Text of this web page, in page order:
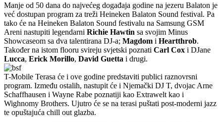
Manje od 50 dana do najvećeg događaja godine na jezeru Balaton je
već dostupan program za treži Heineken Balaton Sound festival. Pa
tako će na Heineken Balaton Sound festivalu na Samsung GSM
Areni nastupiti legendarni Richie Hawtin sa svojim Minus
Showcaseom sa dva talentirana DJ-a; Magdom i Heartthrob.
Također na istom flooru svireju svjetski poznati Carl Cox i DJane
Lucca, Erick Morillo, David Guetta i drugi.
T-Mobile Terasa će i ove godine predstaviti publici raznovrsni
program. Između ostalih, nastupit će i Njemački DJ T, dvojac Arne
Schaffhausen i Wayne Rabe poznatiji kao Extrawelt kao i
Wighnomy Brothers. Ujutro će se na terasi puštati post-moderni jazz
te opuštajuća chill out glazba.